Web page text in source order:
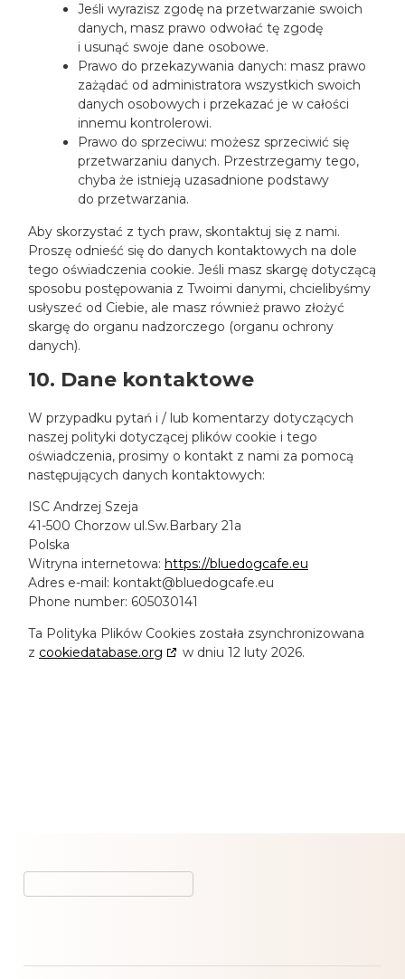
Jeśli wyrazisz zgodę na przetwarzanie swoich
danych, masz prawo odwołać tę zgodę
i usunąć swoje dane osobowe.
Prawo do przekazywania danych: masz prawo
zażądać od administratora wszystkich swoich
danych osobowych i przekazać je w całości
innemu kontrolerowi.
Prawo do sprzeciwu: możesz sprzeciwić się
przetwarzaniu danych. Przestrzegamy tego,
chyba że istnieją uzasadnione podstawy
do przetwarzania.
Aby skorzystać z tych praw, skontaktuj się z nami.
Proszę odnieść się do danych kontaktowych na dole
tego oświadczenia cookie. Jeśli masz skargę dotyczącą
sposobu postępowania z Twoimi danymi, chcielibyśmy
usłyszeć od Ciebie, ale masz również prawo złożyć
skargę do organu nadzorczego (organu ochrony
danych).
10. Dane kontaktowe
W przypadku pytań i / lub komentarzy dotyczących
naszej polityki dotyczącej plików cookie i tego
oświadczenia, prosimy o kontakt z nami za pomocą
następujących danych kontaktowych:
ISC Andrzej Szeja
41-500 Chorzow ul.Sw.Barbary 21a
Polska
Witryna internetowa: https://bluedogcafe.eu
Adres e-mail: kontakt@bluedogcafe.eu
Phone number: 605030141
Ta Polityka Plików Cookies została zsynchronizowana
z cookiedatabase.org w dniu 12 luty 2026.